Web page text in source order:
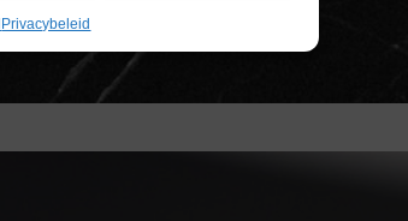
Privacybeleid